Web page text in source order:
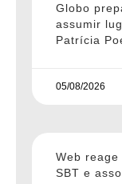
Globo
assumir
Patrícia
05/08/2026
Web
SBT e